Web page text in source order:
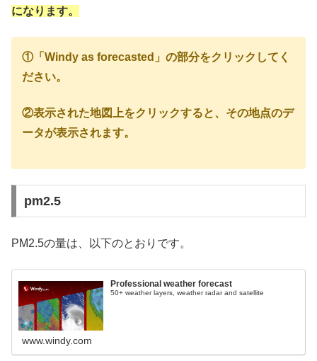
になります。
①「Windy as forecasted」の部分をクリックしてく
ださい。
②表示された地図上をクリックすると、その地点のデ
ータが表示されます。
pm2.5
PM2.5の量は、以下のとおりです。
Professional weather forecast
50+ weather layers, weather radar and satellite
www.windy.com